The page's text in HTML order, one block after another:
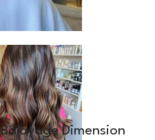
Balayage Dimension